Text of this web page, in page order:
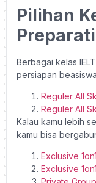
Pilihan
Berbagai kelas
persiapan
Reguler All
Reguler All
Kalau kamu lebih
kamu bisa
Exclusive
Exclusive